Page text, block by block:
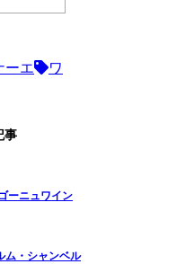
ーエ
ワ
事
ーニュワイン
ム・シャンベル